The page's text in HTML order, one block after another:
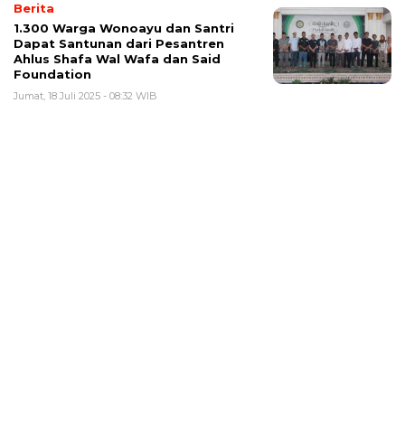
Berita
1.300 Warga Wonoayu dan Santri
Dapat Santunan dari Pesantren
Ahlus Shafa Wal Wafa dan Said
Foundation
Jumat, 18 Juli 2025 - 08:32 WIB